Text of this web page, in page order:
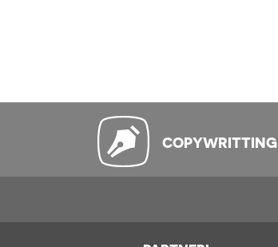
COPYWRITTING